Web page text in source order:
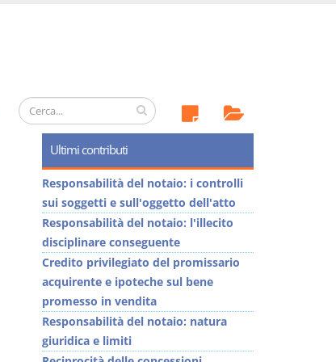
Ultimi contributi
Responsabilità del notaio: i controlli
sui soggetti e sull'oggetto dell'atto
Responsabilità del notaio: l'illecito
disciplinare conseguente
Credito privilegiato del promissario
acquirente e ipoteche sul bene
promesso in vendita
Responsabilità del notaio: natura
giuridica e limiti